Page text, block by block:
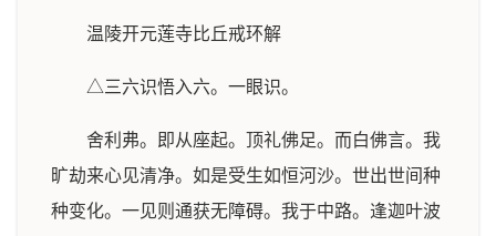
温陵开元莲寺比丘戒环解
△三六识悟入六。一眼识。
舍利弗。即从座起。顶礼佛足。而白佛言。我
旷劫来心见清净。如是受生如恒河沙。世出世间种
种变化。一见则通获无障碍。我于中路。逢迦叶波